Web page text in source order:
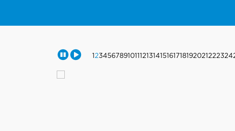
1 234567891011 12131415161718192021 222324